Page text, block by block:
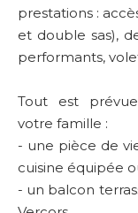
prestations :
et double sas),
performants,
Tout est
votre famille :
- une pièce de
cuisine équipée
- un balcon